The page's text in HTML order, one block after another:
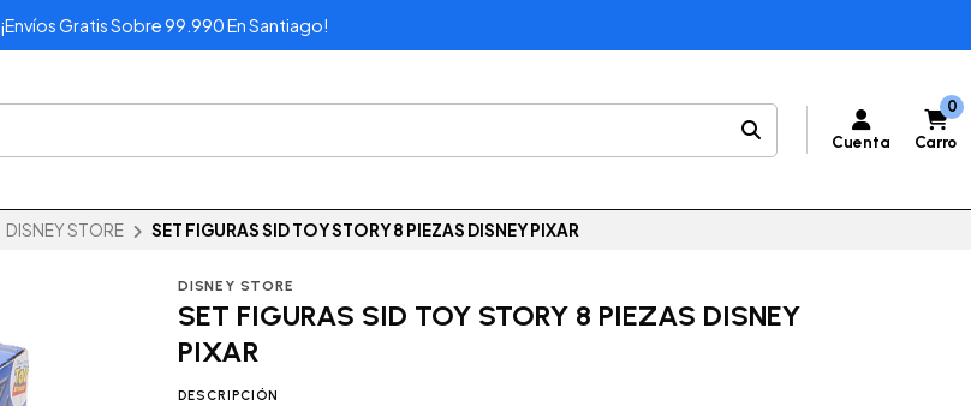
¡Envíos Gratis Sobre 99.990 En Santiago!
Cuenta
0
Carro
DISNEY STORE SET FIGURAS SID TOY STORY 8 PIEZAS DISNEY PIXAR
DISNEY STORE
SET FIGURAS SID TOY STORY 8 PIEZAS DISNEY
PIXAR
DESCRIPCIÓN